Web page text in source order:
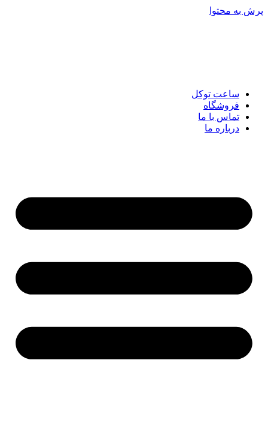
پرش به محتوا
ساعت توکل
فروشگاه
تماس با ما
درباره ما